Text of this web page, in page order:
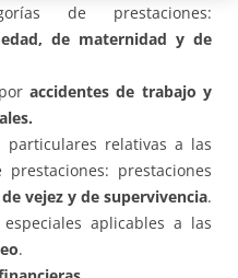
de prestaciones:
de maternidad y de
poraccidentes de trabajo y
particulares relativas a las
prestaciones
vejez y de supervivencia.
especiales aplicables a las
.